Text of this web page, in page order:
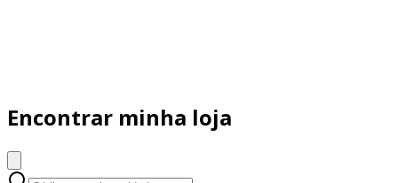
Encontrar minha loja